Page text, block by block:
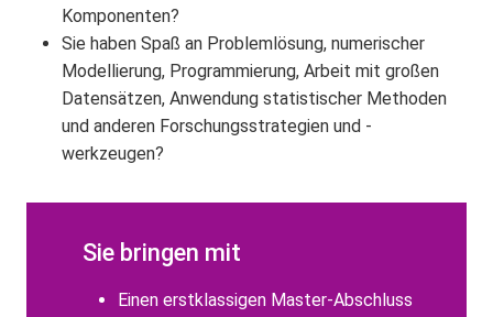
Komponenten?
Sie haben Spaß an Problemlösung, numerischer
Modellierung, Programmierung, Arbeit mit großen
Datensätzen, Anwendung statistischer Methoden
und anderen Forschungsstrategien und -
werkzeugen?
Sie bringen mit
Einen erstklassigen Master-Abschluss